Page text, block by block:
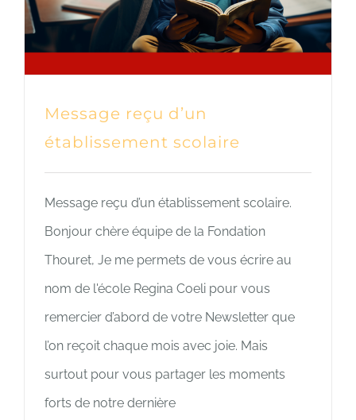
Message reçu d’un
établissement scolaire
Message reçu d’un établissement scolaire.
Bonjour chère équipe de la Fondation
Thouret, Je me permets de vous écrire au
nom de l'école Regina Coeli pour vous
remercier d’abord de votre Newsletter que
l’on reçoit chaque mois avec joie. Mais
surtout pour vous partager les moments
forts de notre dernière